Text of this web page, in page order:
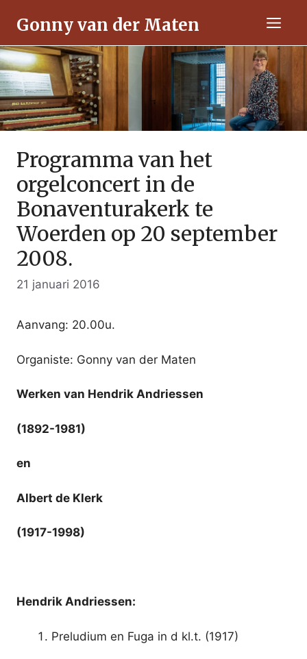
naar
de
inhoud
Gonny van der Maten Menu
Programma van het
orgelconcert in de
Bonaventurakerk te
Woerden op 20 september
2008.
21 januari 2016
Aanvang: 20.00u.
Organiste: Gonny van der Maten
Werken van Hendrik Andriessen
(1892-1981)
en
Albert de Klerk
(1917-1998)
Hendrik Andriessen:
Preludium en Fuga in d kl.t. (1917)